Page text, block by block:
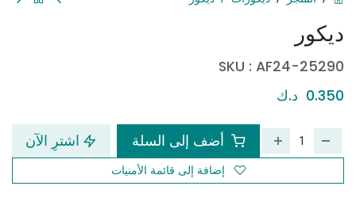
ديكور
SKU : AF24-25290
0.350 د.ك
أضف إلى السلة اشترِ الآن
إضافة إلى قائمة الأمنيات